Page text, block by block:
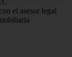
el asesor legal